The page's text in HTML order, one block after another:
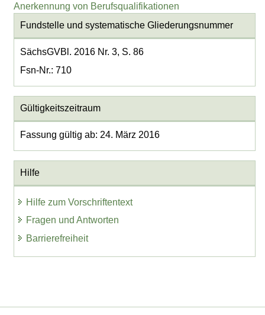
Anerkennung von Berufsqualifikationen
Fundstelle und systematische Gliederungsnummer
SächsGVBl. 2016 Nr. 3, S. 86
Fsn-Nr.: 710
Gültigkeitszeitraum
Fassung gültig ab: 24. März 2016
Hilfe
Hilfe zum Vorschriftentext
Fragen und Antworten
Barrierefreiheit